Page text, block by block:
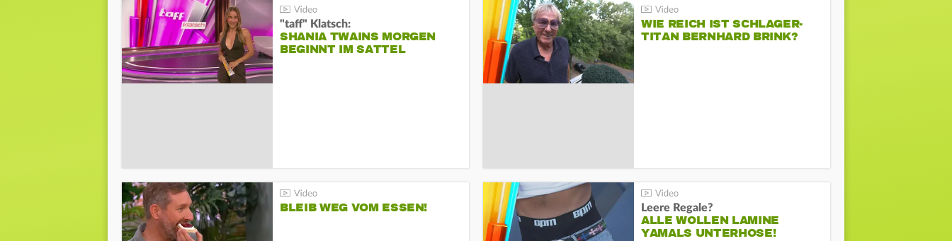
"taff" Klatsch:
SHANIA TWAINS MORGEN
BEGINNT IM SATTEL
WIE REICH IST SCHLAGER-
TITAN BERNHARD BRINK?
BLEIB WEG VOM ESSEN! Leere Regale?
ALLE WOLLEN LAMINE
YAMALS UNTERHOSE!